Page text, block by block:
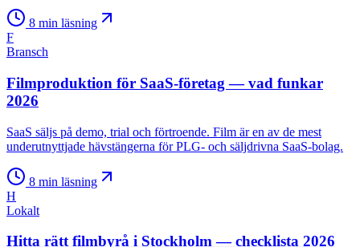
8 min läsning
F
Bransch
Filmproduktion för SaaS-företag — vad funkar
2026
SaaS säljs på demo, trial och förtroende. Film är en av de mest
underutnyttjade hävstängerna för PLG- och säljdrivna SaaS-bolag.
8 min läsning
H
Lokalt
Hitta rätt filmbyrå i Stockholm — checklista 2026